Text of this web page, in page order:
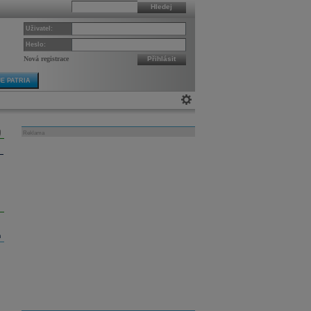
Hledej
Uživatel:
Heslo:
Nová registrace Přihlásit
PATRIA
Reklama